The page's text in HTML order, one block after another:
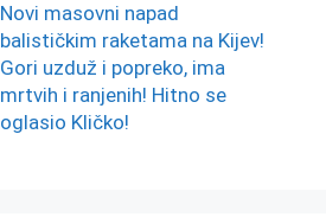
Novi masovni napad
balističkim raketama na Kijev!
Gori uzduž i popreko, ima
mrtvih i ranjenih! Hitno se
oglasio Kličko!